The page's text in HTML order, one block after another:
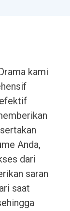
kami
Anda,
dari
saran
saat